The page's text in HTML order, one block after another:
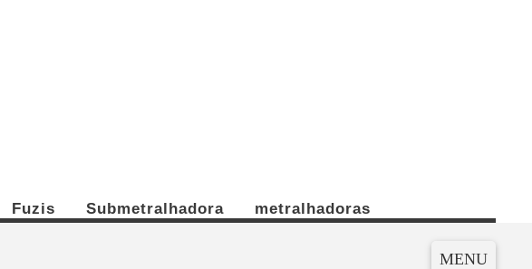
MENU
Fuzis Submetralhadora metralhadoras